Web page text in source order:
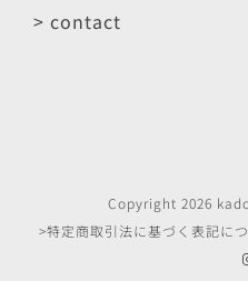
> contact
Copyright 2026
>特定商取引法に基づく表記に